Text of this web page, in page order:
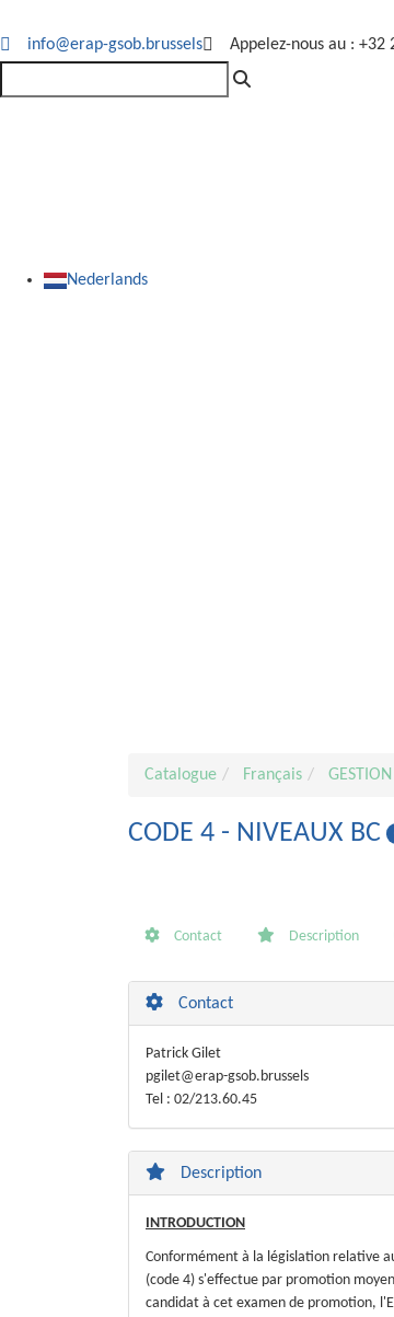
info@erap-gsob.brussels Appelez-nous au : +32
Nederlands
Catalogue Français
CODE 4 - NIVEAUX BC
Contact Description
Contact
Patrick Gilet
pgilet@erap-gsob.brussels
Tel : 02/213.60.45
Description
INTRODUCTION
Conformément à la législation relative
(code 4) s'effectue par promotion
candidat à cet examen de promotion,